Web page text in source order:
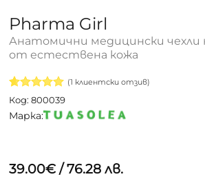
Pharma Girl
Анатомични медицински чехли
от естествена кожа
Оценен5
от 5,
базирано
1
(1 клиентски отзив)
Код: 800039
Марка:
39.00€ / 76.28 лв.